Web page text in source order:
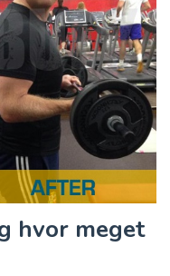
hvor meget